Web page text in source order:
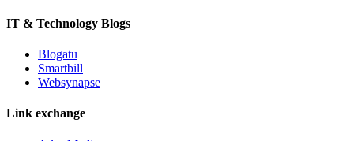
IT & Technology Blogs
Blogatu
Smartbill
Websynapse
Link exchange